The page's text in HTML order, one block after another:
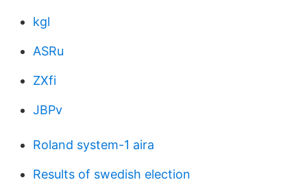
kgl
ASRu
ZXfi
JBPv
Roland system-1 aira
Results of swedish election